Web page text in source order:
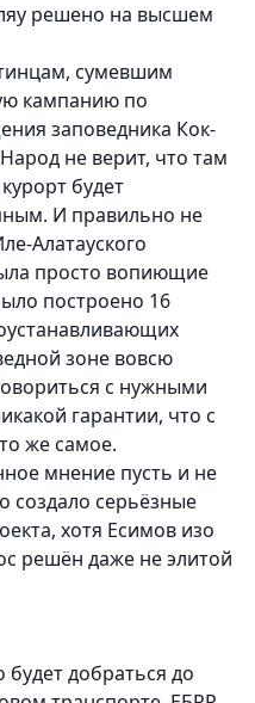
решено на высшем
сумевшим
кампанию по
заповедника Кок-
не верит, что там
будет
И правильно не
Алатауского
просто вопиющие
построено 16
зоне вовсю
с нужными
гарантии, что с
же самое.
мнение пусть и не
создало серьёзные
хотя Есимов изо
решён даже не элитой
добраться до